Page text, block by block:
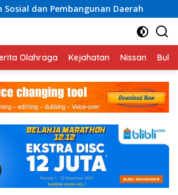
Daerah Rayakan
Olahraga Kejahatan Nissan